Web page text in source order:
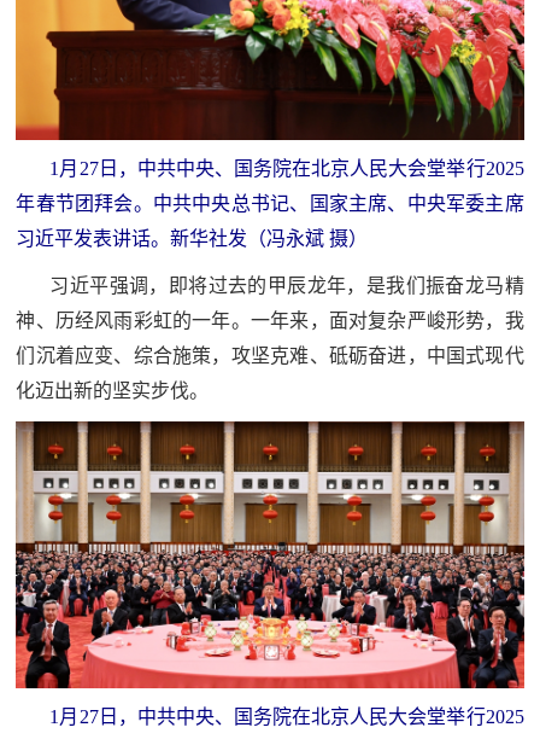
库
国
防
模
范
雄
退
役
军
人
风
采
退
役
军
人
风
退
役
军
1月27日，中共中央、国务院在北京人民大会堂举行2025
年春节团拜会。中共中央总书记、国家主席、中央军委主席
习近平发表讲话。新华社发（冯永斌 摄）
习近平强调，即将过去的甲辰龙年，是我们振奋龙马精
神、历经风雨彩虹的一年。一年来，面对复杂严峻形势，我
们沉着应变、综合施策，攻坚克难、砥砺奋进，中国式现代
化迈出新的坚实步伐。
1月27日，中共中央、国务院在北京人民大会堂举行2025